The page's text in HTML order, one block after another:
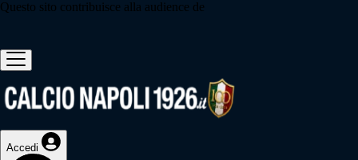
Questo sito contribuisce alla audience de
Accedi